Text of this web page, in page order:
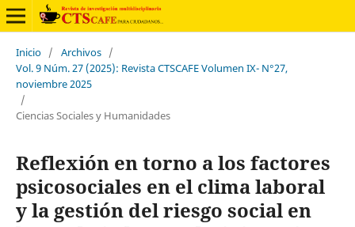
Inicio / Archivos /
Vol. 9 Núm. 27 (2025): Revista CTSCAFE Volumen IX- N°27,
noviembre 2025
/
Ciencias Sociales y Humanidades
Reflexión en torno a los factores
psicosociales en el clima laboral
y la gestión del riesgo social en